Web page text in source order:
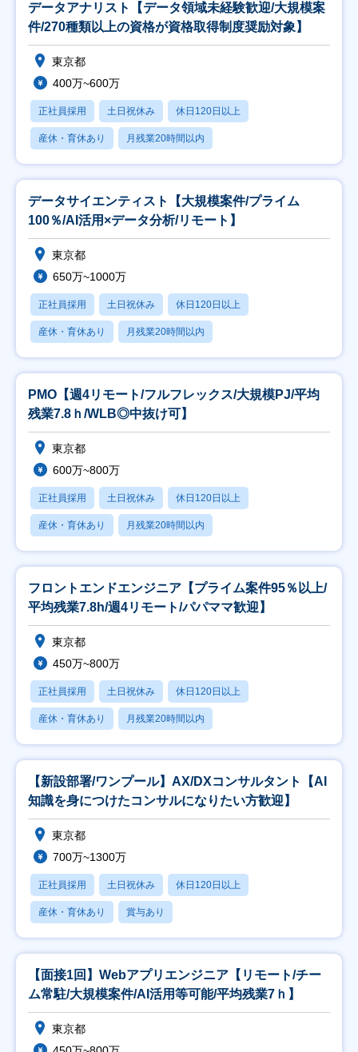
データアナリスト【データ領域未経験歓迎/大規模案
件/270種類以上の資格が資格取得制度奨励対象】
東京都
400万~600万
正社員採用 土日祝休み 休日120日以上
産休・育休あり 月残業20時間以内
データサイエンティスト【大規模案件/プライム
100％/AI活用×データ分析/リモート】
東京都
650万~1000万
正社員採用 土日祝休み 休日120日以上
産休・育休あり 月残業20時間以内
PMO【週4リモート/フルフレックス/大規模PJ/平均
残業7.8ｈ/WLB◎中抜け可】
東京都
600万~800万
正社員採用 土日祝休み 休日120日以上
産休・育休あり 月残業20時間以内
フロントエンドエンジニア【プライム案件95％以上/
平均残業7.8h/週4リモート/パパママ歓迎】
東京都
450万~800万
正社員採用 土日祝休み 休日120日以上
産休・育休あり 月残業20時間以内
【新設部署/ワンプール】AX/DXコンサルタント【AI
知識を身につけたコンサルになりたい方歓迎】
東京都
700万~1300万
正社員採用 土日祝休み 休日120日以上
産休・育休あり 賞与あり
【面接1回】Webアプリエンジニア【リモート/チー
ム常駐/大規模案件/AI活用等可能/平均残業7ｈ】
東京都